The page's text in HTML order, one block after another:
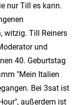
nur Till es kann.
witzig. Till Reiners
und
40. Geburtstag
"Mein Italien
Bei 3sat ist
außerdem ist